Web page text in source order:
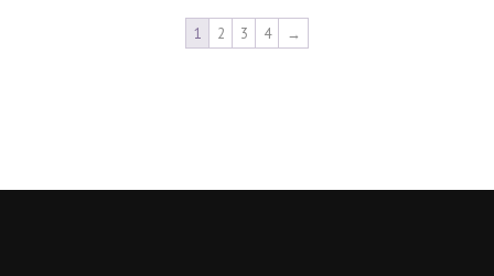
1 2 3 4 →